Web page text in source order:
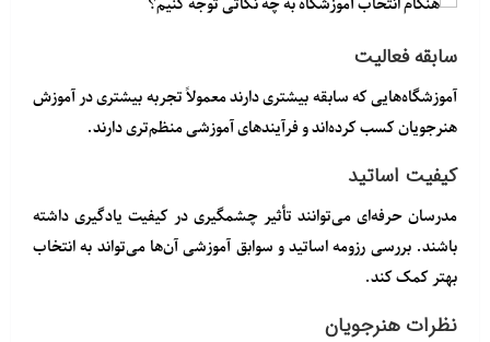
سابقه فعالیت
آموزشگاه‌هایی که سابقه بیشتری دارند معمولاً تجربه بیشتری در آموزش
هنرجویان کسب کرده‌اند و فرآیندهای آموزشی منظم‌تری دارند.
کیفیت اساتید
مدرسان حرفه‌ای می‌توانند تأثیر چشمگیری در کیفیت یادگیری داشته
باشند. بررسی رزومه اساتید و سوابق آموزشی آن‌ها می‌تواند به انتخاب
بهتر کمک کند.
نظرات هنرجویان